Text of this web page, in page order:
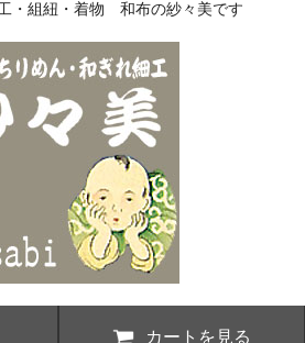
・組紐・着物 和布の紗々美です
カートを見る